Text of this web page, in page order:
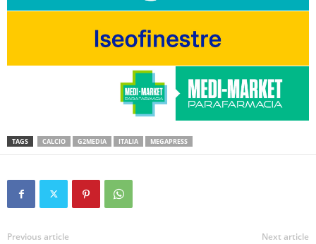
TAGS CALCIO G2MEDIA ITALIA MEGAPRESS
Previous article Next article